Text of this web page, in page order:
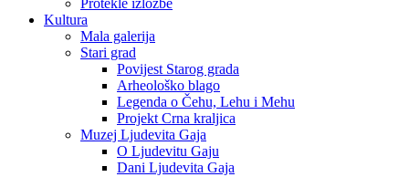
Protekle izložbe
Kultura
Mala galerija
Stari grad
Povijest Starog grada
Arheološko blago
Legenda o Čehu, Lehu i Mehu
Projekt Crna kraljica
Muzej Ljudevita Gaja
O Ljudevitu Gaju
Dani Ljudevita Gaja